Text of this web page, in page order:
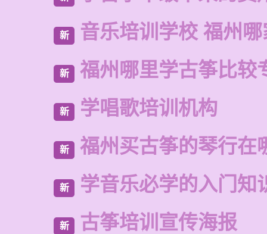
新 音乐培训学校 福州
新 福州哪里学古筝比较
新 学唱歌培训机构
新 福州买古筝的琴行在
新 学音乐必学的入门知
新 古筝培训宣传海报